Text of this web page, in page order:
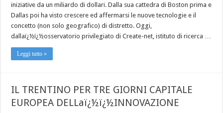
iniziative da un miliardo di dollari. Dalla sua cattedra di Boston prima e
Dallas poi ha visto crescere ed affermarsi le nuove tecnologie e il
concetto (non solo geografico) di distretto. Oggi,
dallaï¿½ï¿½osservatorio privilegiato di Create-net, istituto di ricerca …
Leggi tutto »
IL TRENTINO PER TRE GIORNI CAPITALE
EUROPEA DELLaï¿½ï¿½INNOVAZIONE